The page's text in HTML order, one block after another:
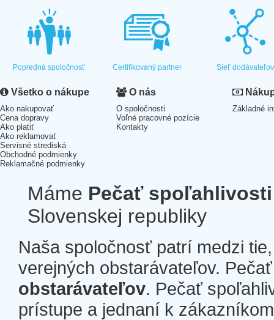
Popredná spoločnosť Certifikovaný partner Sieť dodávateľov
Všetko o nákupe
Ako nakupovať
Cena dopravy
Ako platiť
Ako reklamovať
Servisné strediská
Obchodné podmienky
Reklamačné podmienky
O nás
O spoločnosti
Voľné pracovné pozície
Kontakty
Základné
Máme Pečať spoľahlivosti
Slovenskej republiky
Naša spoločnosť patrí medzi
verejných obstarávateľov.
obstarávateľov. Pečať
prístupe a jednaní k